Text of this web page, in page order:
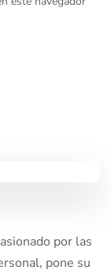
por las
pone su